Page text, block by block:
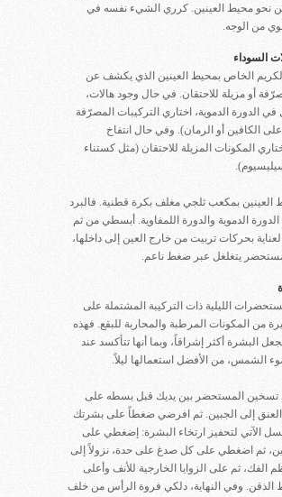
نحو محيط العينين. كرري الشيء نفسه في
من الوجه.
السوداء
الخاص بمحيط العينين الذي يكشف عن
أو مزيلة للاحتقان. في حال وجود هالات،
الدورة الدموية، اختاري التركيبات المصرّفة
الكافين أو الرمان). وفي حال انتفاخ
المكونات المزيلة للاحتقان (مثل كستناء
العينين بمكعب ثلجي مغلف بكرة قطنية. فالبرد
الدورة الدموية والدورة اللمفاوية. أبسطي من ثم
بحركات تربيت من خارج العين إلى داخلها،
يتغلغل عبر ضغط ناعم.
الليلية ذات التركيبة المشتملة على
من المكونات المرطبة والمحاربة للبقع. فهذه
البشرة أكثر إشراقاً، وبما أنها تتأكسد عند
الشمس، من الأفضل استعمالها ليلاً.
المستحضر بين يديك قبل بسطه على
العنق إلى الجبين. ثم افرضي ضغطاً على بشرتك
الآتي لتحفيز ارتخاء البشرة: إضغطي على
ثم اضغطي على كل صدغ على حدة، نزولاً إلى
ثم على الزوايا الخارجية للأنف وأعلى
الذقن. وفي النهاية، دلكي فروة الرأس من خلف